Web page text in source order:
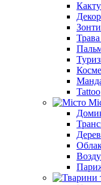
Декор
Tattoo